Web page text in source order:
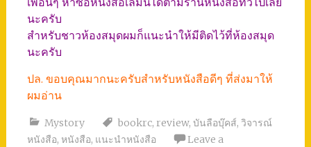
นะครับ
สำหรับชาวห้องสมุดผมก็แนะนำให้มีติดไว้ที่ห้องสมุด
นะครับ
ปล. ขอบคุณมากนะครับสำหรับหนังสือดีๆ ที่ส่งมาให้
ผมอ่าน
Mystory bookrc, review, บันลือบุ๊คส์, วิจารณ์
หนังสือ, หนังสือ, แนะนำหนังสือ
Leave a